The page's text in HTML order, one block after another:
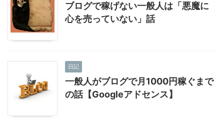
ブログで稼げない一般人は「悪魔に
心を売っていない」話
日記
一般人がブログで月1000円稼ぐまで
の話【Googleアドセンス】